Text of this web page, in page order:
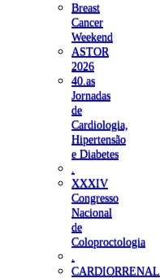
Breast
Cancer
Weekend
ASTOR
2026
40.as
Jornadas
de
Cardiologia,
Hipertensão
e Diabetes
XXXIV
Congresso
Nacional
de
Coloproctologia
CARDIORRENAL